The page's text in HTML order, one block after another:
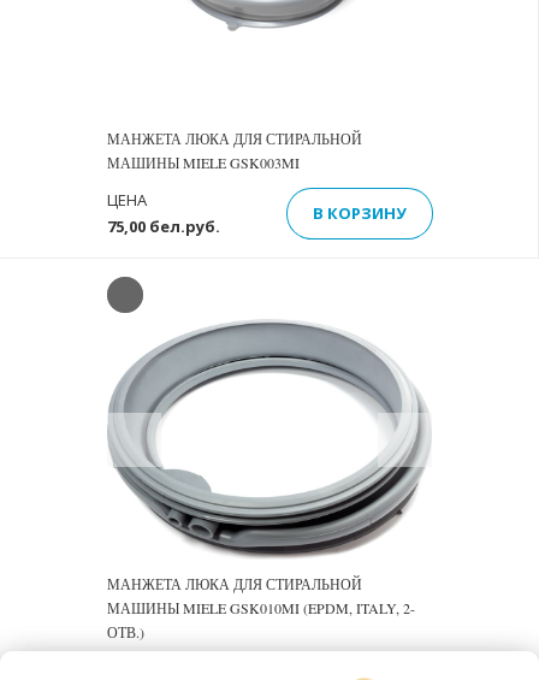
МАНЖЕТА ЛЮКА ДЛЯ СТИРАЛЬНОЙ
МАШИНЫ MIELE GSK003MI
75,00 бел.руб.
ЦЕНА
В КОРЗИНУ
Previous Next
МАНЖЕТА ЛЮКА ДЛЯ СТИРАЛЬНОЙ
МАШИНЫ MIELE GSK010MI (EPDM, ITALY, 2-
ОТВ.)